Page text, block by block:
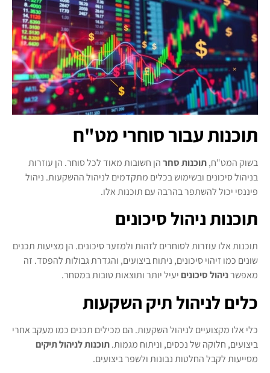
תוכנות עבור סוחרי מט"ח
בשוק המט"ח,תוכנות סחרהן חשובות מאוד לכל סוחר. הן עוזרות
בניהול סיכונים ובשימוש בכלים מתקדמים לניהול ההשקעות. ניהול
פיננסי יכול להשתפר בהרבה עם תוכנות אלו.
תוכנות ניהול סיכונים
תוכנות אלו עוזרות לסוחרים לזהות ולמזער סיכונים. הן מציעות תכנים
שונים כמו זיהוי סיכונים, ניתוח ביצועים, והגדרת גבולות להפסד. זה
מאפשרניהול סיכוניםיעיל יותר ותוצאות טובות במסחר.
כלים לניהול תיק השקעות
כלי אלו מקצועיים לניהול השקעות. הם מכילים תכנים כמו מעקב אחרי
ביצועים, חלוקה של נכסים, וניתוח מגמות.תוכנות לניהול תיקים
מסייעות לקבל החלטות נבונות ולשפר ביצועים.